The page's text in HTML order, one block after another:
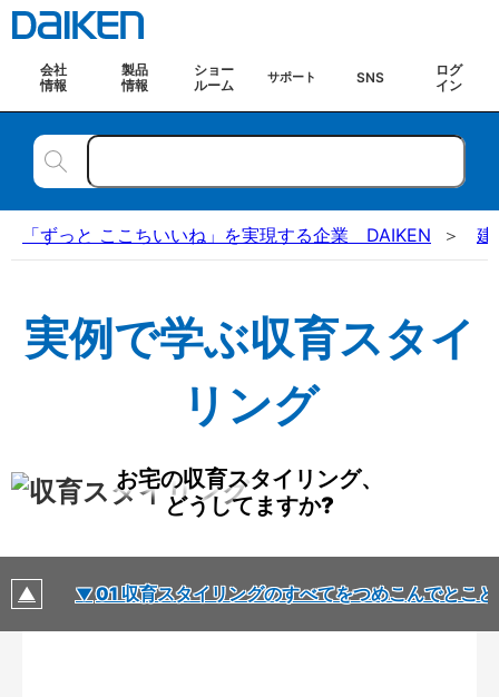
会社
情報
製品
情報
ショー
ルーム
サポート SNS
ログ
イン
「ずっと ここちいいね」を実現する企業 DAIKEN 建
実例で学ぶ収育スタイ
リング
お宅の収育スタイリング、
どうしてますか?
01 収育スタイリングのすべてをつめこんでとこ